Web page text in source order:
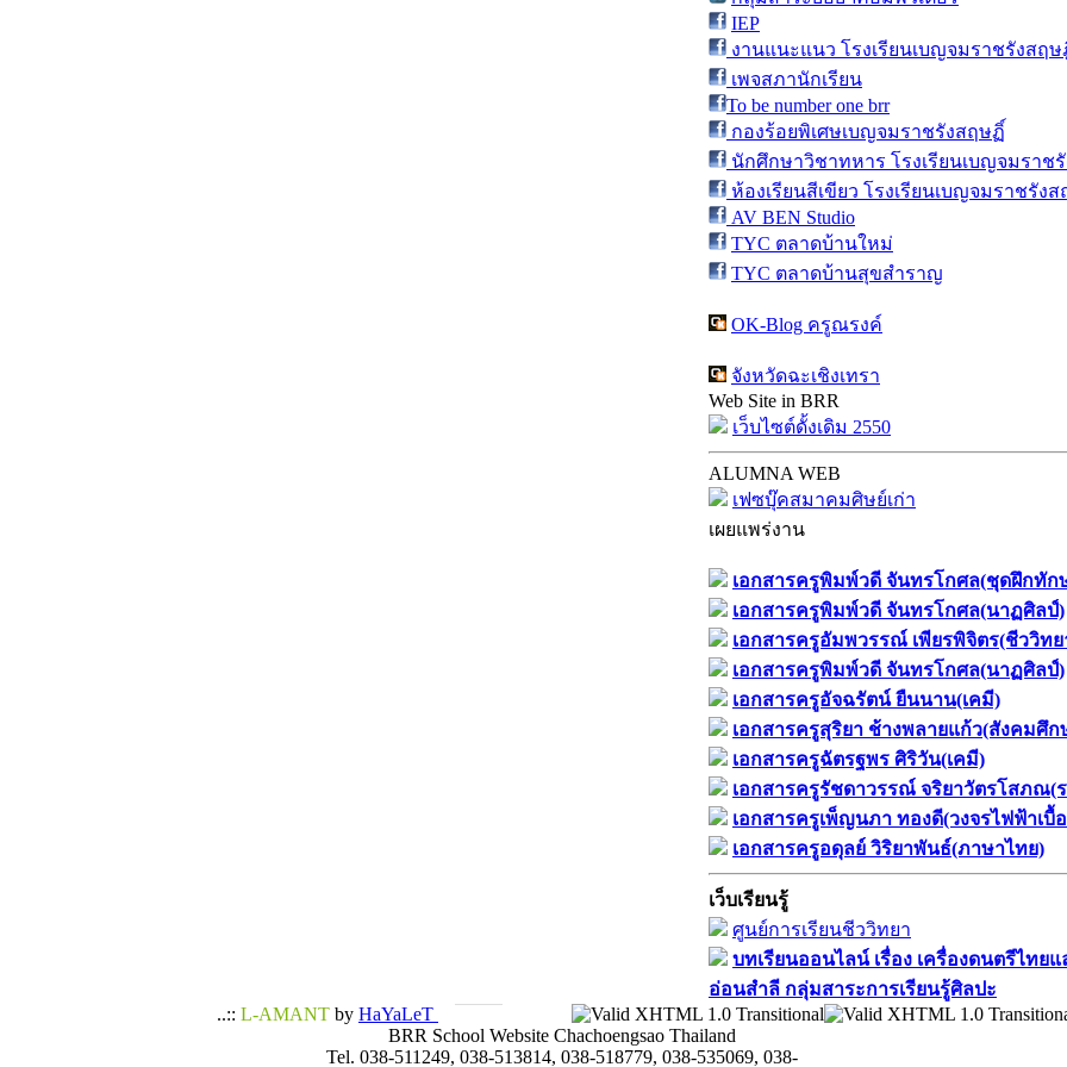
IEP
งานแนะแนว โรงเรียนเบญจมราชรังสฤษ
เพจสภานักเรียน
To be number one brr
กองร้อยพิเศษเบญจมราชรังสฤษฏิ์
นักศึกษาวิชาทหาร โรงเรียนเบญจมราช
ห้องเรียนสีเขียว โรงเรียนเบญจมราชรัง
AV BEN Studio
TYC ตลาดบ้านใหม่
TYC ตลาดบ้านสุขสำราญ
OK-Blog ครูณรงค์
จังหวัดฉะเชิงเทรา
Web Site in BRR
เว็บไซต์ดั้งเดิม 2550
ALUMNA WEB
เฟซบุ๊คสมาคมศิษย์เก่า
เผยแพร่งาน
เอกสารครูพิมพ์วดี จันทรโกศล(ชุดฝึกทัก
เอกสารครูพิมพ์วดี จันทรโกศล(นาฏศิลป์)
เอกสารครูอัมพวรรณ์ เพียรพิจิตร(ชีววิทย
เอกสารครูพิมพ์วดี จันทรโกศล(นาฏศิลป์)
เอกสารครูอัจฉรัตน์ ยืนนาน(เคมี)
เอกสารครูสุริยา ช้างพลายแก้ว(สังคมศึก
เอกสารครูฉัตรฐพร ศิริวัน(เคมี)
เอกสารครูรัชดาวรรณ์ จริยาวัตรโสภณ(
เอกสารครูเพ็ญนภา ทองดี(วงจรไฟฟ้าเบื้
เอกสารครูอดุลย์ วิริยาพันธ์(ภาษาไทย)
เว็บเรียนรู้
ศูนย์การเรียนชีววิทยา
บทเรียนออนไลน์​ เรื่อง​ เครื่องดนตรีไท
อ่อนสำลี​ กลุ่มสาระการเรียนรู้ศิลปะ
..:: L-AMANT by HaYaLeT
BRR School Website Chachoengsao Thailand
Tel. 038-511249, 038-513814, 038-518779, 038-535069, 038-